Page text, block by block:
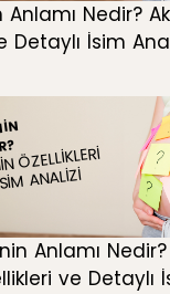
Anlamı Nedir?
Detaylı İsim
ÖZELLIKLERI
ANALIZI
Anlamı
ve Detaylı